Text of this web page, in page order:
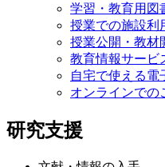
学習・教育用図
授業での施設利
授業公開・教材
教育情報サービ
自宅で使える電
オンラインでの
研究支援